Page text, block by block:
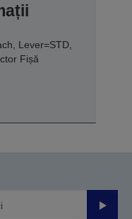
Lever=STD,
Fișă